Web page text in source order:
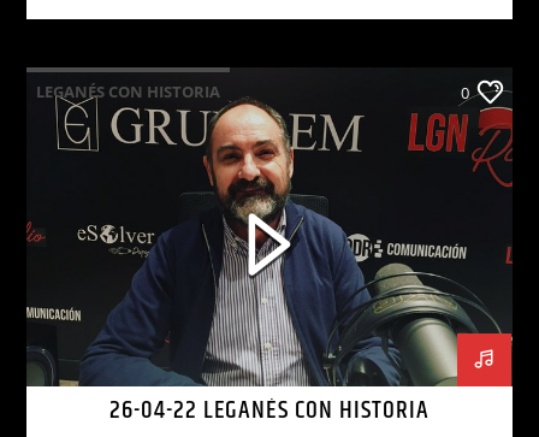
LEGANÉS CON HISTORIA 0
26-04-22 LEGANÉS CON HISTORIA